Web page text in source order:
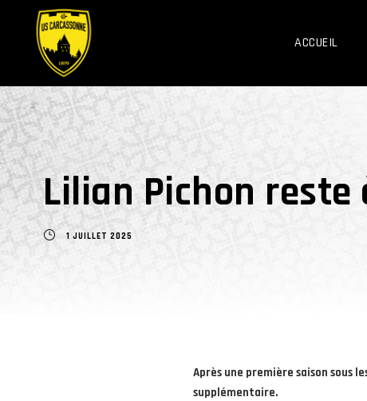
ACCUEIL
Lilian Pichon reste
1 JUILLET 2025
Après une première saison sous
supplémentaire.